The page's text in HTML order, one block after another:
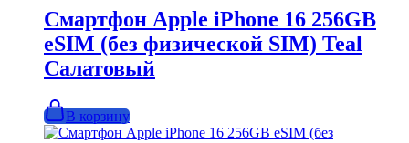
Смартфон Apple iPhone 16 256GB
eSIM (без физической SIM) Teal
Салатовый
В корзину